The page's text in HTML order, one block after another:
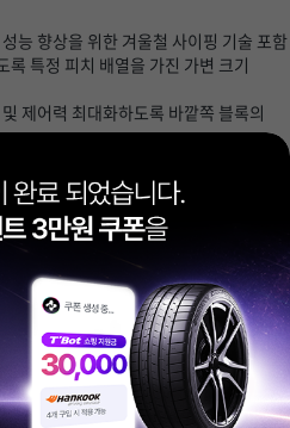
능 향상을 위한 겨울철 사이핑 기술 포함
특정 피치 배열을 가진 가변 크기
제어력 최대화하도록 바깥쪽 블록의
비자 과실에 의한 타이어 손상은
해당하는 제품에 한해서
되었거나 증빙 서류가 없는 경우
9시~오후 5시)
런스 작업은 무료이며, 위치교환, 휠
금액은 매장에서 현장 결제하시면
.